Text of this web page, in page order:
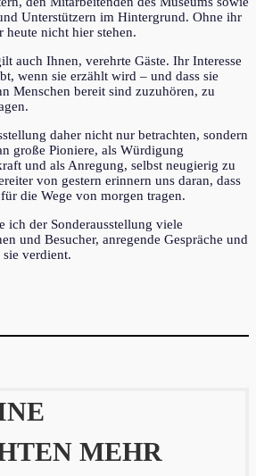
Unterstützern im Hintergrund. Ohne ihr
heute nicht hier stehen.
auch Ihnen, verehrte Gäste. Ihr Interesse
wenn sie erzählt wird – und dass sie
Menschen bereit sind zuzuhören, zu
daher nicht nur betrachten, sondern
große Pioniere, als Würdigung
und als Anregung, selbst neugierig zu
von gestern erinnern uns daran, dass
die Wege von morgen tragen.
ich der Sonderausstellung viele
und Besucher, anregende Gespräche und
verdient.
MEHR